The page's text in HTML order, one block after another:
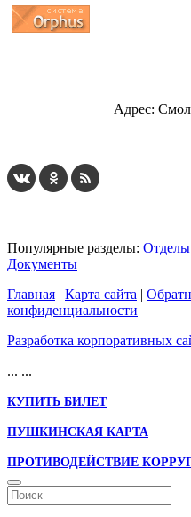
Адрес:
Популярные разделы: Отделы
Документы
Главная | Карта сайта |
конфиденциальности
Разработка корпоративных
... ...
КУПИТЬ БИЛЕТ
ПУШКИНСКАЯ КАРТА
ПРОТИВОДЕЙСТВИЕ